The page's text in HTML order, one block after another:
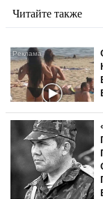
Читайте также